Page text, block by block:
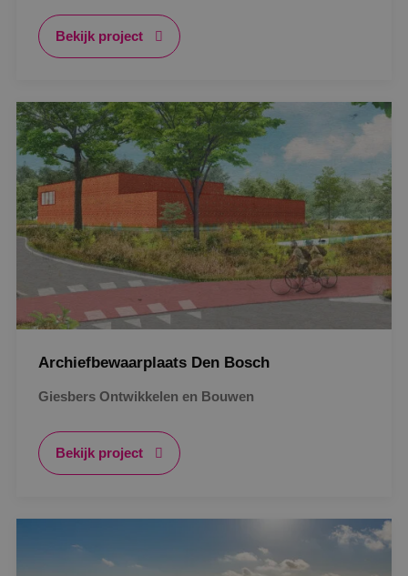
Bekijk project
Archiefbewaarplaats Den Bosch
Giesbers Ontwikkelen en Bouwen
Bekijk project